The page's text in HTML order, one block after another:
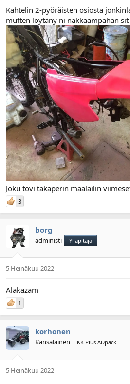
a
l
o
i
t
t
a
j
a
m
ä
ä
r
ä
Kahtelin 2-pyöräisten osiosta
mutten löytäny ni nakkaampahan sit
Joku tovi takaperin maalailin
3
borg
administi Ylläpitäjä
5 Heinäkuu 2022
Alakazam
1
korhonen
Kansalainen KK Plus ADpack
5 Heinäkuu 2022